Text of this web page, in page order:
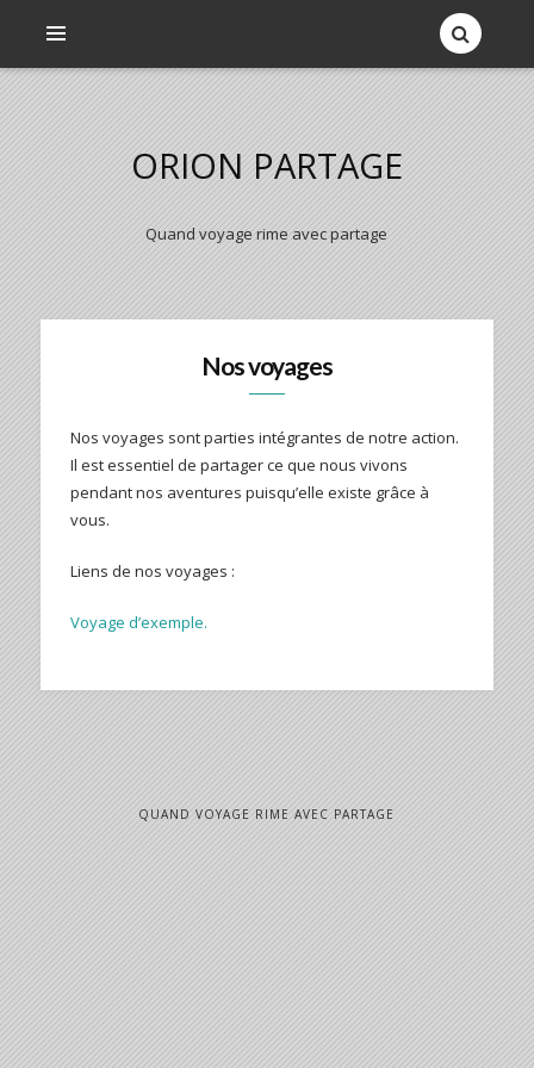
ORION PARTAGE
Quand voyage rime avec partage
Nos voyages
Nos voyages sont parties intégrantes de notre action.
Il est essentiel de partager ce que nous vivons
pendant nos aventures puisqu’elle existe grâce à
vous.
Liens de nos voyages :
Voyage d’exemple.
QUAND VOYAGE RIME AVEC PARTAGE